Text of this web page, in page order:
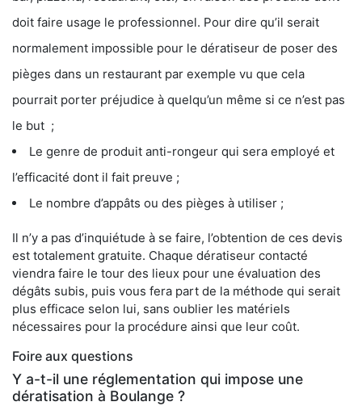
doit faire usage le professionnel. Pour dire qu’il serait
normalement impossible pour le dératiseur de poser des
pièges dans un restaurant par exemple vu que cela
pourrait porter préjudice à quelqu’un même si ce n’est pas
le but ;
Le genre de produit anti-rongeur qui sera employé et
l’efficacité dont il fait preuve ;
Le nombre d’appâts ou des pièges à utiliser ;
Il n’y a pas d’inquiétude à se faire, l’obtention de ces devis
est totalement gratuite. Chaque dératiseur contacté
viendra faire le tour des lieux pour une évaluation des
dégâts subis, puis vous fera part de la méthode qui serait
plus efficace selon lui, sans oublier les matériels
nécessaires pour la procédure ainsi que leur coût.
Foire aux questions
Y a-t-il une réglementation qui impose une
dératisation à Boulange ?